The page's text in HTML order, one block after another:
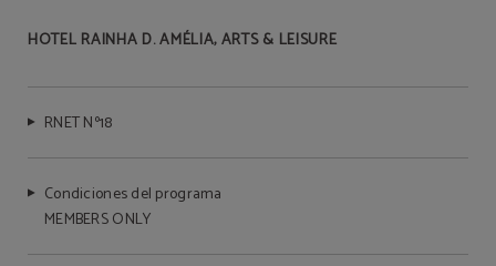
HOTEL RAINHA D. AMÉLIA, ARTS & LEISURE
RNET Nº18
Condiciones del programa
MEMBERS ONLY